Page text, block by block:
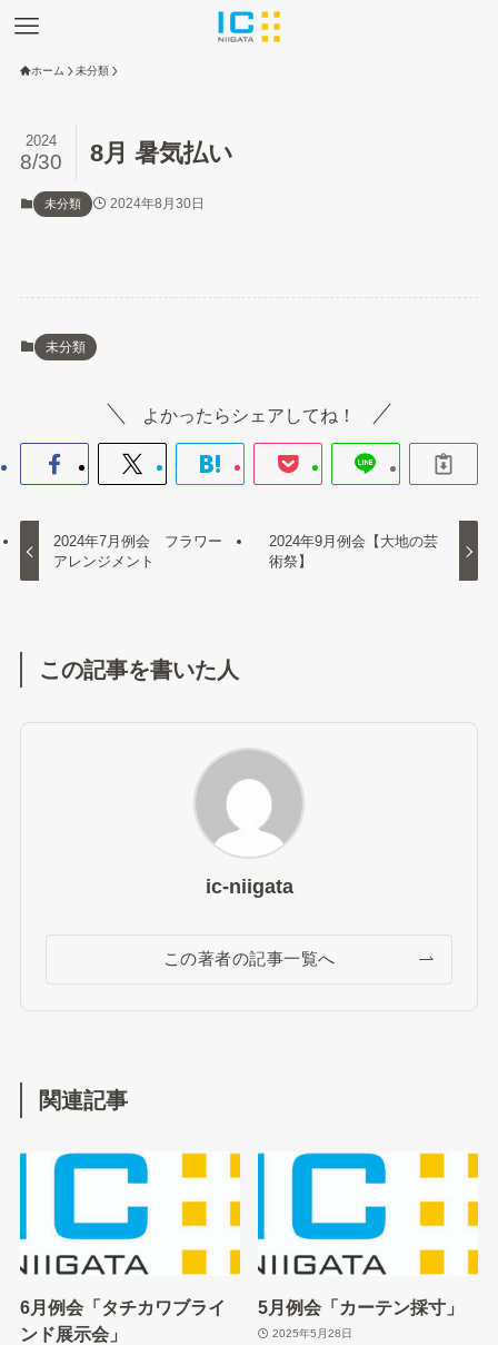
ホーム 未分類
8月 暑気払い
2024
8/30
未分類 2024年8月30日
未分類
よかったらシェアしてね！
2024年7月例会 フラワー
アレンジメント
2024年9月例会【大地の芸
術祭】
この記事を書いた人
ic-niigata
この著者の記事一覧へ
関連記事
6月例会「タチカワブライ
ンド展示会」
5月例会「カーテン採寸」
2025年5月28日